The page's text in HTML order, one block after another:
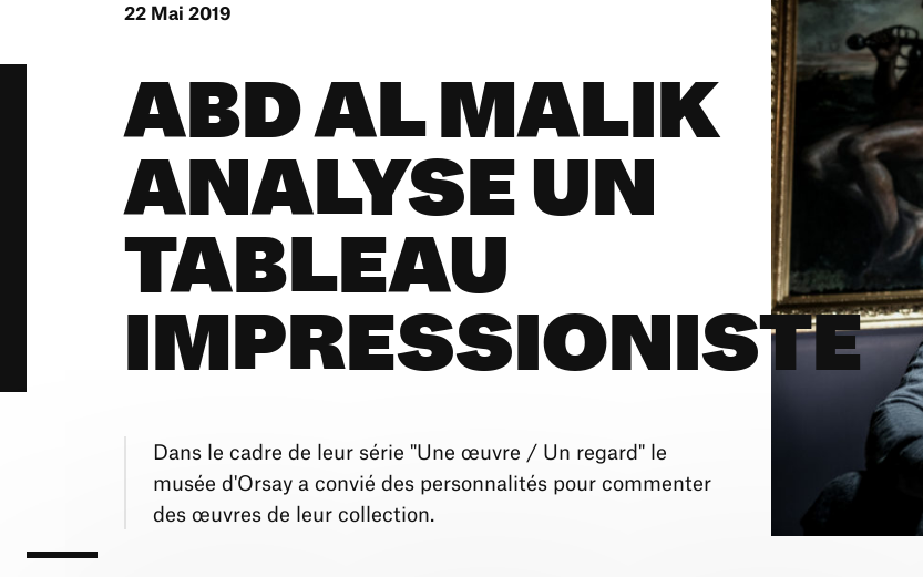
22 Mai 2019
ABD AL MALIK
ANALYSE UN
TABLEAU
IMPRESSIONISTE
Dans le cadre de leur série "Une œuvre / Un regard" le
musée d'Orsay a convié des personnalités pour commenter
des œuvres de leur collection.